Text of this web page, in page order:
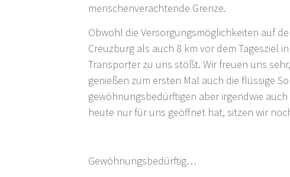
menschenverachtende Grenze.
Obwohl die Versorgungsmöglichkeiten auf
Creuzburg als auch 8 km vor dem Tagesziel
Transporter zu uns stößt. Wir freuen uns
genießen zum ersten Mal auch die flüssige
gewöhnungsbedürftigen aber irgendwie
heute nur für uns geöffnet hat, sitzen wir
Gewöhnungsbedürftig… …